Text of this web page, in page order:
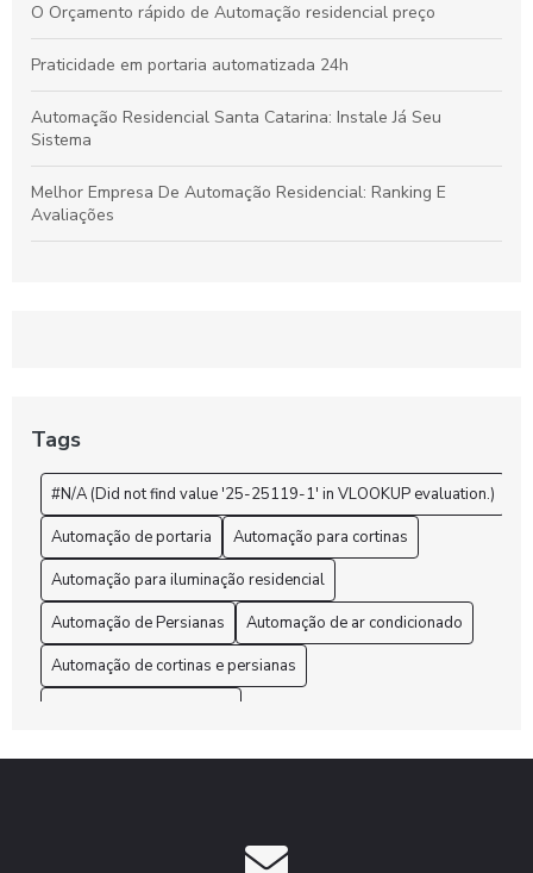
O Orçamento rápido de Automação residencial preço
Praticidade em portaria automatizada 24h
Automação Residencial Santa Catarina: Instale Já Seu
Sistema
Melhor Empresa De Automação Residencial: Ranking E
Avaliações
Tags
#N/A (Did not find value '25-25119-1' in VLOOKUP evaluation.)
Automação de portaria
Automação para cortinas
Automação para iluminação residencial
Automação de Persianas
Automação de ar condicionado
Automação de cortinas e persianas